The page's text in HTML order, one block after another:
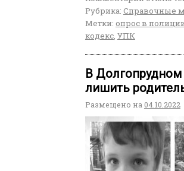
Рубрика: Справочные
Метки: опрос в
кодекс, УПК
В
лишить
Размещено на 04.10.2022